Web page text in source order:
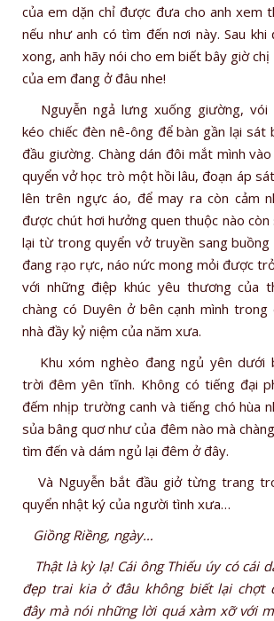
của em dặn chỉ được đưa cho anh xem
nếu như anh có tìm đến nơi này. Sau khi
xong, anh hãy nói cho em biết bây giờ chị
của em đang ở đâu nhe!
Nguyễn ngả lưng xuống giường, vói
kéo chiếc đèn nê-ông để bàn gần lại sát
đầu giường. Chàng dán đôi mắt mình vào
quyển vở học trò một hồi lâu, đoạn áp
lên trên ngực áo, để may ra còn cảm
được chút hơi hưởng quen thuộc nào
lại từ trong quyển vở truyền sang buồng
đang rạo rực, náo nức mong mỏi được
với những điệp khúc yêu thương của
chàng có Duyên ở bên cạnh mình trong
nhà đầy kỷ niệm của năm xưa.
Khu xóm nghèo đang ngủ yên dưới
trời đêm yên tĩnh. Không có tiếng đại
đếm nhịp trường canh và tiếng chó hùa
sủa bâng quơ như của đêm nào mà
tìm đến và dám ngủ lại đêm ở đây.
Và Nguyễn bắt đầu giở từng trang
quyển nhật ký của người tình xưa…
Giồng Riềng, ngày…
Thật là kỳ lạ! Cái ông Thiếu úy có cái
đẹp trai kia ở đâu không biết lại chợt
đây mà nói những lời quá xàm xỡ với